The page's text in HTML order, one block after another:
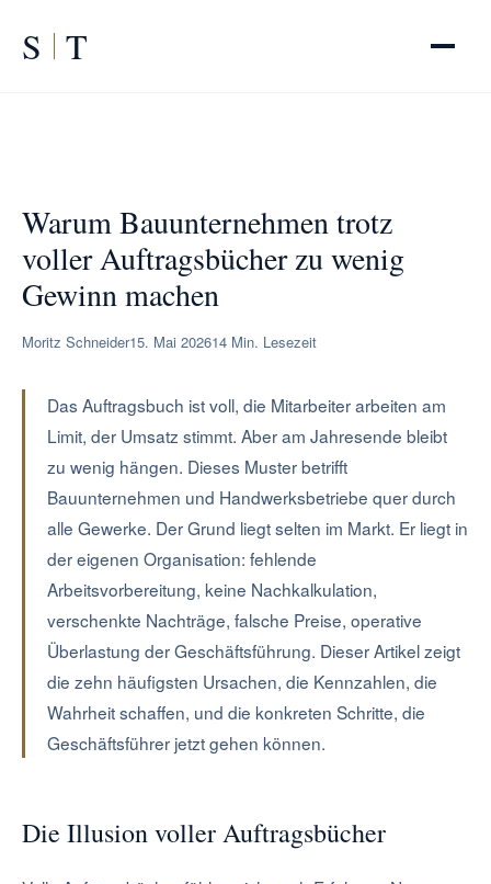
S T
Warum Bauunternehmen trotz
voller Auftragsbücher zu wenig
Gewinn machen
Moritz Schneider15. Mai 202614 Min. Lesezeit
Das Auftragsbuch ist voll, die Mitarbeiter arbeiten am
Limit, der Umsatz stimmt. Aber am Jahresende bleibt
zu wenig hängen. Dieses Muster betrifft
Bauunternehmen und Handwerksbetriebe quer durch
alle Gewerke. Der Grund liegt selten im Markt. Er liegt in
der eigenen Organisation: fehlende
Arbeitsvorbereitung, keine Nachkalkulation,
verschenkte Nachträge, falsche Preise, operative
Überlastung der Geschäftsführung. Dieser Artikel zeigt
die zehn häufigsten Ursachen, die Kennzahlen, die
Wahrheit schaffen, und die konkreten Schritte, die
Geschäftsführer jetzt gehen können.
Die Illusion voller Auftragsbücher